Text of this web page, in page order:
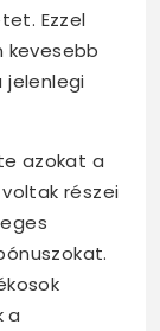
Ezzel
kevesebb
jelenlegi
azokat a
részei
a